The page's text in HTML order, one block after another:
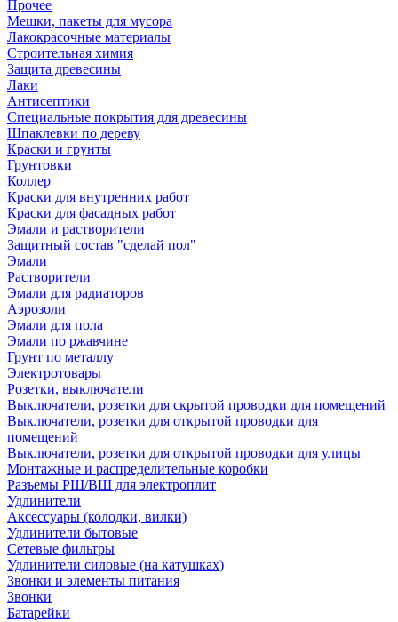
Прочее
Мешки, пакеты для мусора
Лакокрасочные материалы
Строительная химия
Защита древесины
Лаки
Антисептики
Специальные покрытия для древесины
Шпаклевки по дереву
Краски и грунты
Грунтовки
Коллер
Краски для внутренних работ
Краски для фасадных работ
Эмали и растворители
Защитный состав "сделай пол"
Эмали
Растворители
Эмали для радиаторов
Аэрозоли
Эмали для пола
Эмали по ржавчине
Грунт по металлу
Электротовары
Розетки, выключатели
Выключатели, розетки для скрытой проводки для помещений
Выключатели, розетки для открытой проводки для
помещений
Выключатели, розетки для открытой проводки для улицы
Монтажные и распределительные коробки
Разъемы РШ/ВШ для электроплит
Удлинители
Аксессуары (колодки, вилки)
Удлинители бытовые
Сетевые фильтры
Удлинители силовые (на катушках)
Звонки и элементы питания
Звонки
Батарейки